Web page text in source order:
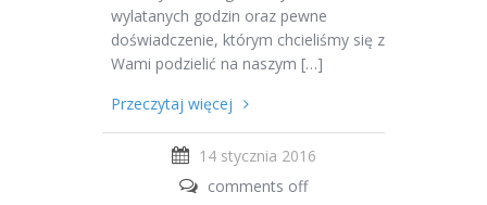
wylatanych godzin oraz pewne
doświadczenie, którym chcieliśmy się z
Wami podzielić na naszym […]
Przeczytaj więcej
14 stycznia 2016
comments off